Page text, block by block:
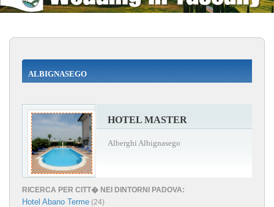
ALBIGNASEGO
HOTEL MASTER
Alberghi Albignasego
RICERCA PER CITT� NEI DINTORNI PADOVA:
Hotel Abano Terme (24)